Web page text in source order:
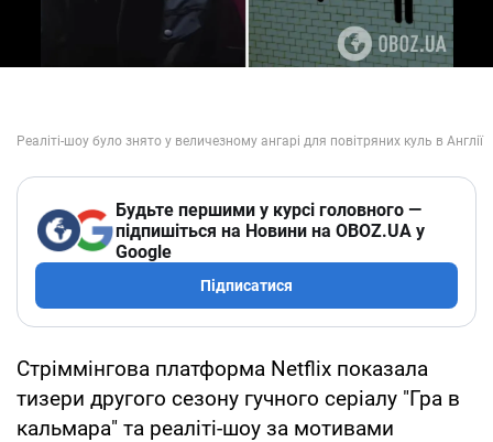
Будьте першими у курсі головного —
підпишіться на Новини на OBOZ.UA у
Google
Підписатися
Стріммінгова платформа Netflix показала
тизери другого сезону гучного серіалу "Гра в
кальмара" та реаліті-шоу за мотивами